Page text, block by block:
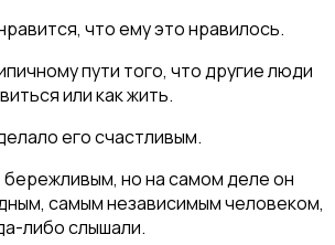
что ему это нравилось.
пути того, что другие люди
или как жить.
его счастливым.
бережливым, но на самом деле он
самым независимым человеком,
либо слышали.